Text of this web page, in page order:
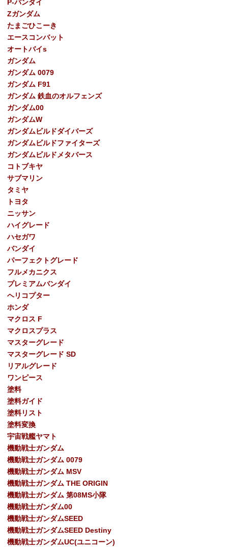
P-バンダイ
Ζガンダム
たまごひこーき
エースコンバット
オートバイs
ガンダム
ガンダム 0079
ガンダム F91
ガンダム 鉄血のオルフェンズ
ガンダム00
ガンダムW
ガンダムビルドダイバーズ
ガンダムビルドファイターズ
ガンダムビルドメタバース
コトブキヤ
サブマリン
タミヤ
トヨタ
ニッサン
ハイグレード
ハセガワ
バンダイ
パーフェクトグレード
フルメカニクス
プレミアムバンダイ
ヘリコプター
ホンダ
マクロス F
マクロスプラス
マスターグレード
マスターグレード SD
リアルグレード
ワンピース
塗料
塗料ガイド
塗料リスト
塗料変換
宇宙戦艦ヤマト
機動戦士ガンダム
機動戦士ガンダム 0079
機動戦士ガンダム MSV
機動戦士ガンダム THE ORIGIN
機動戦士ガンダム 第08MS小隊
機動戦士ガンダム00
機動戦士ガンダムSEED
機動戦士ガンダムSEED Destiny
機動戦士ガンダムUC(ユニコーン)